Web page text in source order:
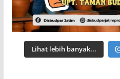
Lihat lebih banyak...